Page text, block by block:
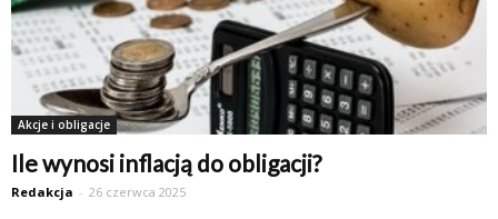
Akcje i obligacje
Ile wynosi inflacją do obligacji?
Redakcja - 26 czerwca 2025